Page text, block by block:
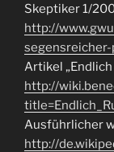
Skeptiker 1/
http://
Artikel
http://
Ausführlicher
http://